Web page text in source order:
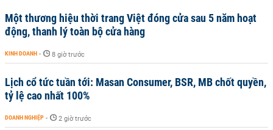
Một thương hiệu thời trang Việt đóng cửa sau 5 năm hoạt
động, thanh lý toàn bộ cửa hàng
KINH DOANH - 8 giờ trước
Lịch cổ tức tuần tới: Masan Consumer, BSR, MB chốt quyền,
tỷ lệ cao nhất 100%
DOANH NGHIỆP - 2 giờ trước